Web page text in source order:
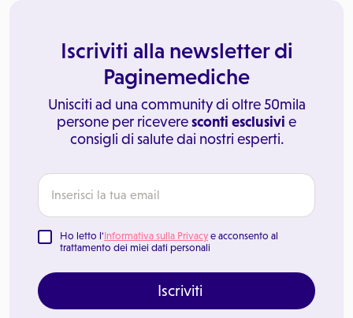
Iscriviti alla newsletter di
Paginemediche
Unisciti ad una community di oltre 50mila
persone per riceveresconti esclusivi e
consigli di salute dai nostri esperti.
Ho letto l'Informativa sulla Privacy e acconsento al
trattamento dei miei dati personali
Iscriviti